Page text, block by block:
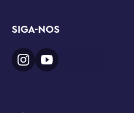
SIGA-NOS